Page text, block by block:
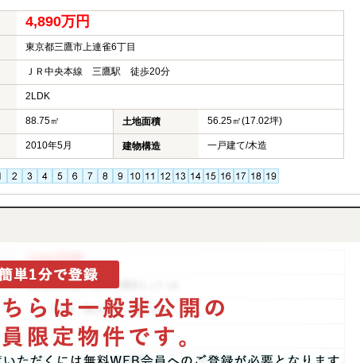
4,890万円
東京都三鷹市上連雀6丁目
ＪＲ中央本線 三鷹駅 徒歩20分
2LDK
88.75㎡ 土地面積 56.25㎡(17.02坪)
2010年5月 建物構造 一戸建て/木造